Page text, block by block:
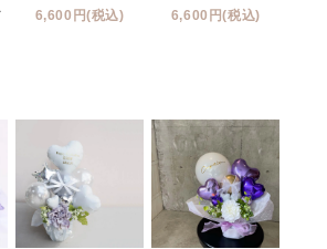
6,600円(税込) 6,600円(税込)